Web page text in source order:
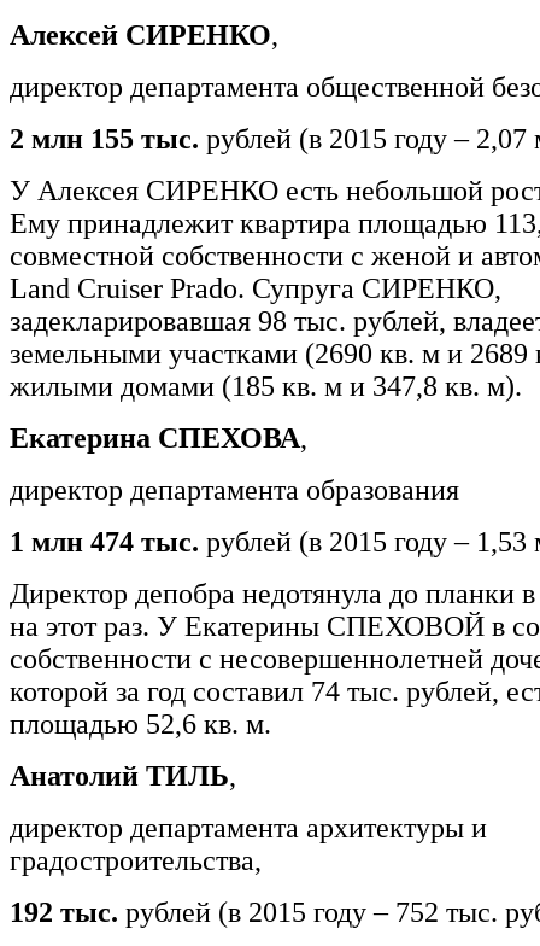
Алексей СИРЕНКО,
директор департамента общественной
2 млн 155 тыс. рублей (в 2015 году –
У Алексея СИРЕНКО есть небольшой
Ему принадлежит квартира площадью
совместной собственности с женой и
Land Cruiser Prado. Супруга СИРЕНКО,
задекларировавшая 98 тыс. рублей,
земельными участками (2690 кв. м и 2689
жилыми домами (185 кв. м и 347,8 кв. м).
Екатерина СПЕХОВА,
директор департамента образования
1 млн 474 тыс. рублей (в 2015 году –
Директор депобра недотянула до планки
на этот раз. У Екатерины СПЕХОВОЙ в
собственности с несовершеннолетней
которой за год составил 74 тыс. рублей,
площадью 52,6 кв. м.
Анатолий ТИЛЬ,
директор департамента архитектуры и
градостроительства,
192 тыс. рублей (в 2015 году – 752 тыс.